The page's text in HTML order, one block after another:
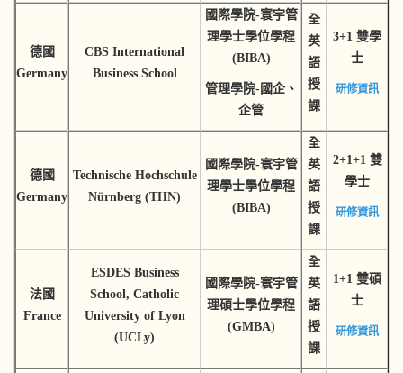
德國
Germany
CBS International
Business School
國際學院-寰宇管
理學士學位學程
(BIBA)
管理學院-國企、
企管
全
英
語
授
課
3+1 雙學
士
研修資訊
德國
Germany
Technische Hochschule
Nürnberg (THN)
國際學院-寰宇管
理學士學位學程
(BIBA)
全
英
語
授
課
2+1+1 雙
學士
研修資訊
法國
France
ESDES Business
School, Catholic
University of Lyon
(UCLy)
國際學院-寰宇管
理碩士學位學程
(GMBA)
全
英
語
授
課
1+1 雙碩
士
研修資訊